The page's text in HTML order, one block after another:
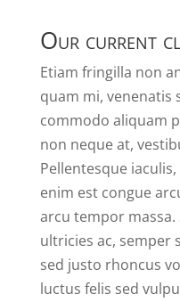
Our current
Etiam fringilla non
quam mi, venenatis
commodo aliquam
non neque at,
Pellentesque
enim est congue
arcu tempor
ultricies ac, semper
sed justo rhoncus
luctus felis sed